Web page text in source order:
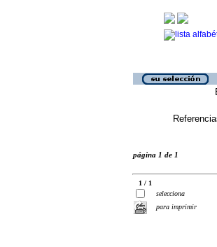
página 1 de 1
1 / 1
selecciona
para imprimir